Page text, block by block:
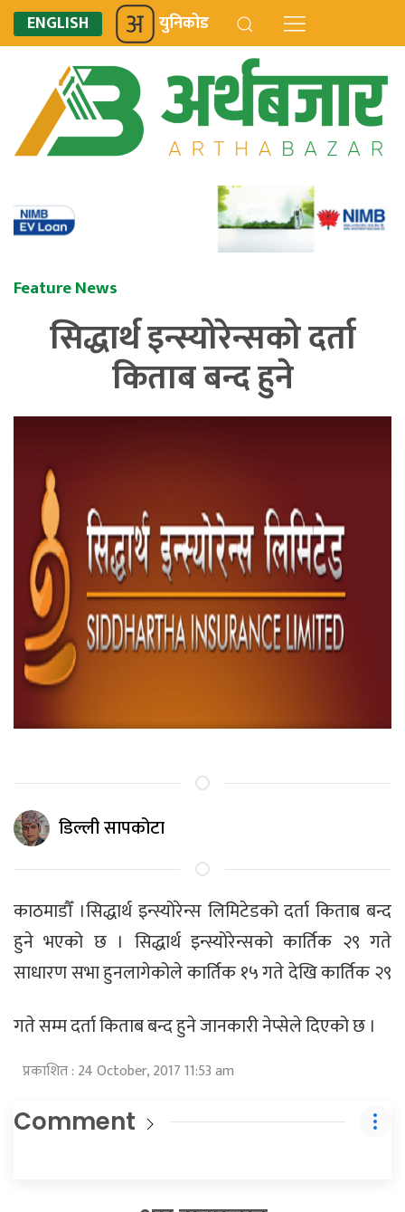
ENGLISH युनिकोड
Feature News
सिद्धार्थ इन्स्योरेन्सको दर्ता
किताब बन्द हुने
डिल्ली सापकोटा
काठमाडौँ ।सिद्धार्थ इन्स्योरेन्स लिमिटेडको दर्ता किताब बन्द
हुने भएको छ । सिद्धार्थ इन्स्योरेन्सको कार्तिक २९ गते
साधारण सभा हुनलागेकोले कार्तिक १५ गते देखिकार्तिक २९
गते सम्म दर्ता किताब बन्द हुने जानकारी नेप्सेले दिएको छ ।
प्रकाशित : 24 October, 2017 11:53 am
Comment